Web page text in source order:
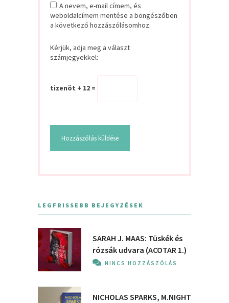
A nevem, e-mail címem, és
weboldalcímem mentése a böngészőben
a következő hozzászólásomhoz.
Kérjük, adja meg a választ
számjegyekkel:
tizenöt + 12 =
LEGFRISSEBB BEJEGYZÉSEK
SARAH J. MAAS: Tüskék és
rózsák udvara (ACOTAR 1.)
NINCS HOZZÁSZÓLÁS
NICHOLAS SPARKS, M.NIGHT